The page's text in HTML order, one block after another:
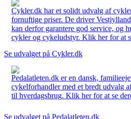
Cykler.dk har et solidt udvalg af
fornuftige priser. De driver
kan derfor garantere god service, og
cykler og cykeludstyr. Klik her for at
Se udvalget på Cykler.dk
Pedalatleten.dk er en dansk,
cykelforhandler med et bredt udvalg
til hverdagsbrug. Klik her for at se
Se udvalget på Pedalatleten.dk